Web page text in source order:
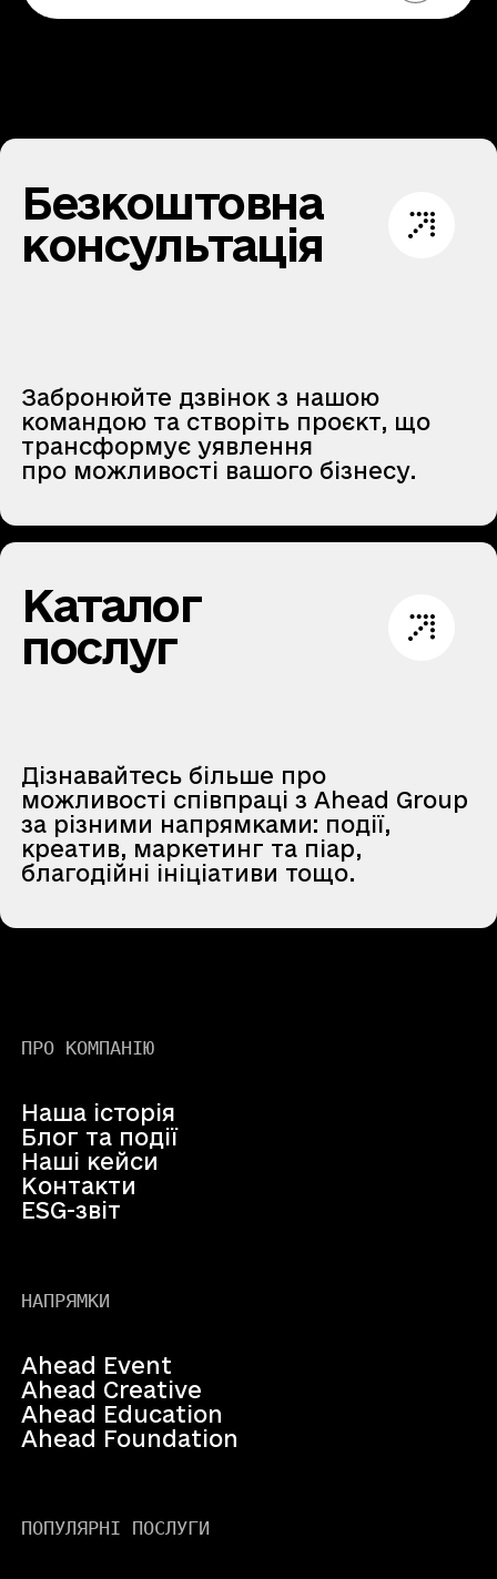
Безкоштовна
консультація
Забронюйте дзвінок з нашою
командою та створіть проєкт, що
трансформує уявлення
про можливості вашого бізнесу.
Каталог
послуг
Дізнавайтесь більше про
можливості співпраці з Ahead Group
за різними напрямками: події,
креатив, маркетинг та піар,
благодійні ініціативи тощо.
ПРО КОМПАНІЮ
Наша історія
Блог та події
Наші кейси
Контакти
ESG-звіт
НАПРЯМКИ
Ahead Event
Ahead Creative
Ahead Education
Ahead Foundation
ПОПУЛЯРНІ ПОСЛУГИ